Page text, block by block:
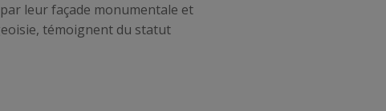
leur façade monumentale et
témoignent du statut